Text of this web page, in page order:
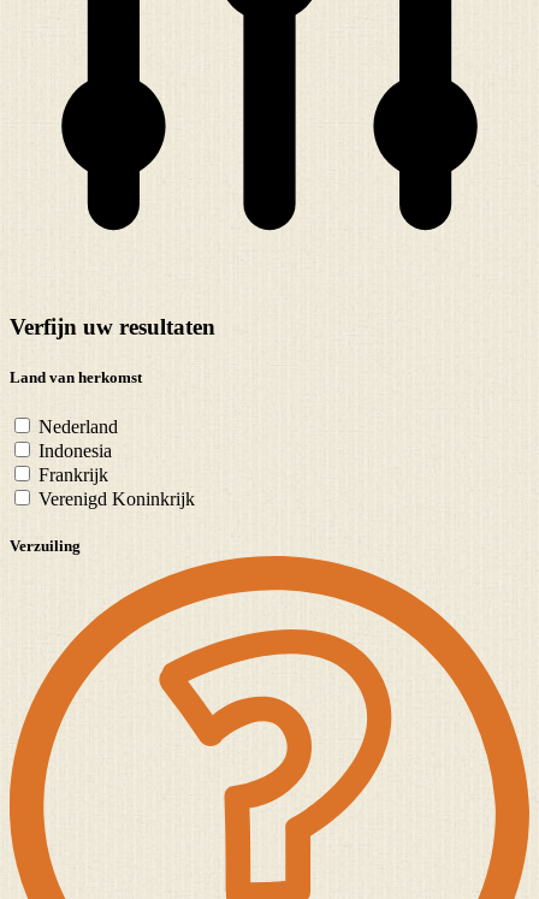
Verfijn uw resultaten
Land van herkomst
Nederland
Indonesia
Frankrijk
Verenigd Koninkrijk
Verzuiling